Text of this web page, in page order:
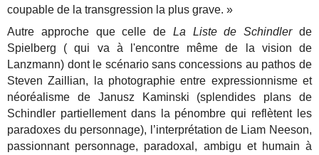
coupable de la transgression la plus grave. »
Autre approche que celle de La Liste de Schindlerde
Spielberg ( qui va à l'encontre même de la vision de
Lanzmann) dont le scénario sans concessions au pathos de
Steven Zaillian, la photographie entre expressionnisme et
néoréalisme de Janusz Kaminski (splendides plans de
Schindler partiellement dans la pénombre qui reflètent les
paradoxes du personnage), l’interprétation de Liam Neeson,
passionnant personnage, paradoxal, ambigu et humain à